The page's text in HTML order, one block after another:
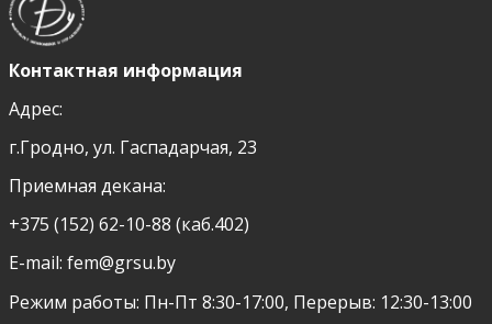
Контактная информация
Адрес:
г.Гродно, ул. Гаспадарчая, 23
Приемная декана:
+375 (152) 62-10-88 (каб.402)
E-mail: fem@grsu.by
Режим работы: Пн-Пт 8:30-17:00, Перерыв: 12:30-13:00